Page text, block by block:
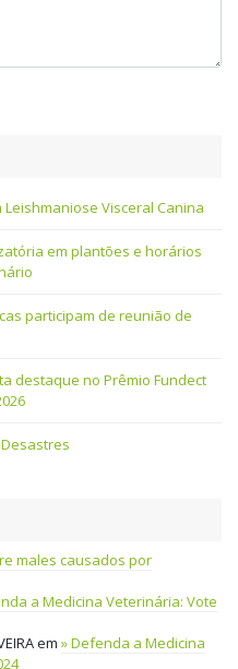
Visceral Canina
em plantões e horários
participam de reunião de
destaque no Prêmio Fundect
males causados por
a Medicina Veterinária: Vote
em
Defenda a Medicina